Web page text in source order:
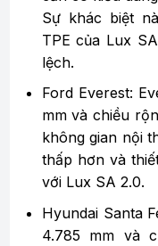
Sự khác biệt
TPE của Lux
lệch.
Ford Everest:
mm và chiều
không gian nội
thấp hơn và
với Lux SA 2.0.
Hyundai Santa
4.785 mm và